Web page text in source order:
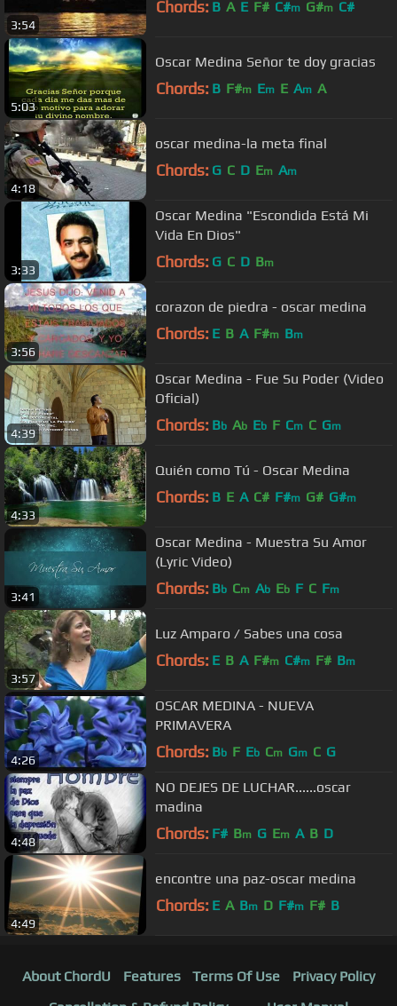
3:54
Chords: B A E F# C#m G#m C#
5:03
Oscar Medina Señor te doy gracias
Chords: B F#m Em E Am A
4:18
oscar medina-la meta final
Chords: G C D Em Am
3:33
Oscar Medina "Escondida Está Mi
Vida En Dios"
Chords: G C D Bm
3:56
corazon de piedra - oscar medina
Chords: E B A F#m Bm
4:39
Oscar Medina - Fue Su Poder (Video
Oficial)
Chords: Bb Ab Eb F Cm C Gm
4:33
Quién como Tú - Oscar Medina
Chords: B E A C# F#m G# G#m
3:41
Oscar Medina - Muestra Su Amor
(Lyric Video)
Chords: Bb Cm Ab Eb F C Fm
3:57
Luz Amparo / Sabes una cosa
Chords: E B A F#m C#m F# Bm
4:26
OSCAR MEDINA - NUEVA
PRIMAVERA
Chords: Bb F Eb Cm Gm C G
4:48
NO DEJES DE LUCHAR......oscar
madina
Chords: F# Bm G Em A B D
4:49
encontre una paz-oscar medina
Chords: E A Bm D F#m F# B
About ChordU Features Terms Of Use
Privacy Policy